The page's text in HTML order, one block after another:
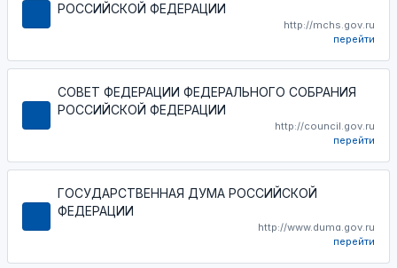
РОССИЙСКОЙ ФЕДЕРАЦИИ
http://mchs.gov.ru
перейти
СОВЕТ ФЕДЕРАЦИИ ФЕДЕРАЛЬНОГО СОБРАНИЯ
РОССИЙСКОЙ ФЕДЕРАЦИИ
http://council.gov.ru
перейти
ГОСУДАРСТВЕННАЯ ДУМА РОССИЙСКОЙ
ФЕДЕРАЦИИ
http://www.duma.gov.ru
перейти